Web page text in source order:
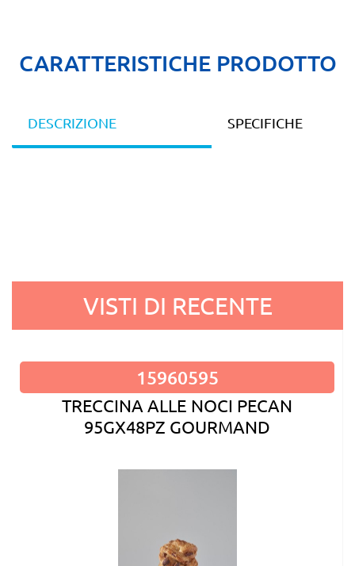
CARATTERISTICHE PRODOTTO
DESCRIZIONE SPECIFICHE
VISTI DI RECENTE
15960595
TRECCINA ALLE NOCI PECAN
95GX48PZ GOURMAND